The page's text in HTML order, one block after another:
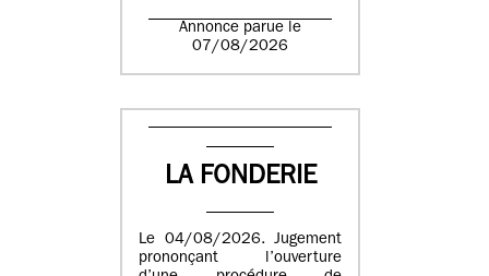
Annonce parue le
07/08/2026
LA FONDERIE
Le 04/08/2026. Jugement
prononçant l’ouverture